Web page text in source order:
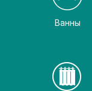
Ванны